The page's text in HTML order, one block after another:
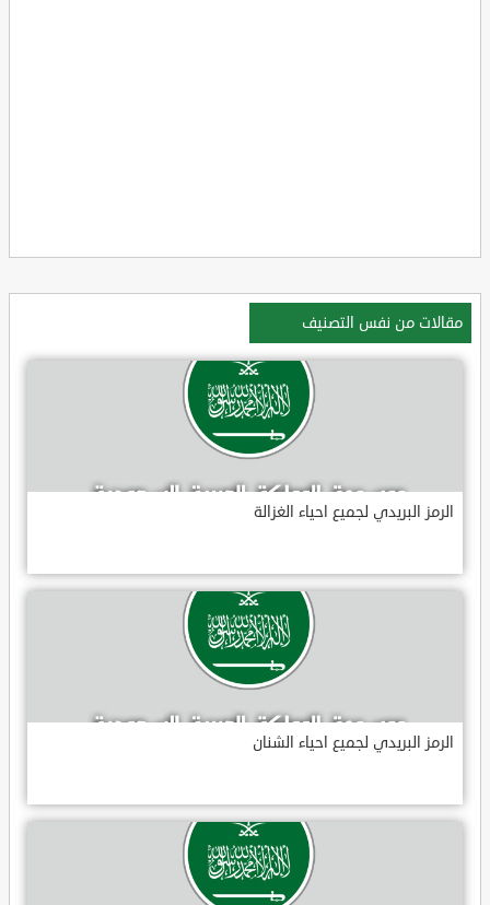
مقالات من نفس التصنيف
الرمز البريدي لجميع احياء الغزالة
الرمز البريدي لجميع احياء الشنان